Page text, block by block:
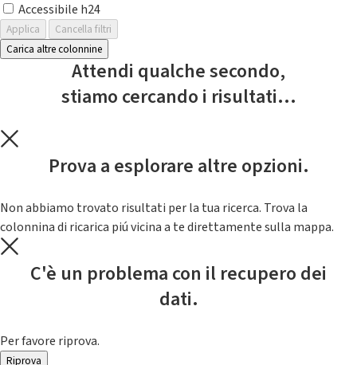
Accessibile h24
Applica
Cancella filtri
Carica altre colonnine
Attendi qualche secondo,
stiamo cercando i risultati...
Prova a esplorare altre opzioni.
Non abbiamo trovato risultati per la tua ricerca. Trova la
colonnina di ricarica piú vicina a te direttamente sulla mappa.
C'è un problema con il recupero dei
dati.
Per favore riprova.
Riprova